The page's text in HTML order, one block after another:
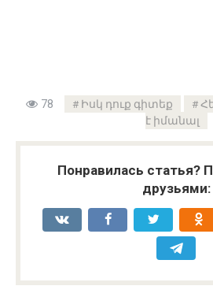
78 Իսկ դուք գիտեք
է իմանալ
Понравилась статья?
друзьями: